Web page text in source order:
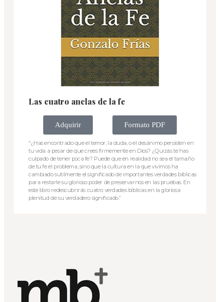
Las cuatro anclas de la fe
Adquirir Formato PDF
“¿Has encontrado que el temor, la duda, o el desánimo persisten en
tu vida a pesar de que crees firmemente en Dios? ¿Quizás te has
culpado de tener poca fe? Puede que en realidad no sea el tamaño
de tu fe el problema, sino que la cultura en la que vivimos ha
cambiado sutilmente el significado de importantes verdades bíblicas
para restarle su glorioso poder de preservarnos en las pruebas. En
este libro redescubrirás cuatro verdades bíblicas en la gloriosa
plenitud de su verdadero significado.”